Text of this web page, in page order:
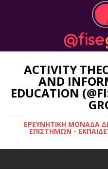
ACTIVITY
AND
EDUCATION
ΕΡΕΥΝΗΤΙΚΉ ΜΟΝΆΔΑ
ΕΠΙΣΤΗΜΏΝ -